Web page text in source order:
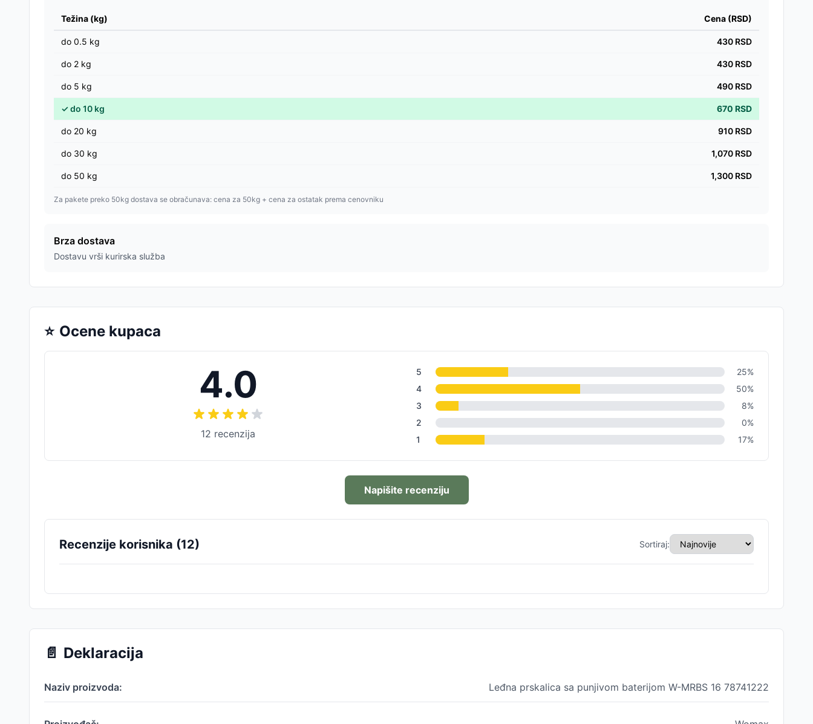
Težina (kg) Cena (RSD)
do 0.5 kg 430 RSD
do 2 kg 430 RSD
do 5 kg 490 RSD
✓do 10 kg 670 RSD
do 20 kg 910 RSD
do 30 kg 1,070 RSD
do 50 kg 1,300 RSD
Za pakete preko 50kg dostava se obračunava: cena za 50kg + cena za ostatak prema cenovniku
Brza dostava
Dostavu vrši kurirska služba
⭐ Ocene kupaca
4.0
12 recenzija
5 25%
4
50%
3
8%
2
0%
1
17%
Napišite recenziju
Recenzije korisnika (12) Sortiraj:
📄 Deklaracija
Naziv proizvoda: Leđna prskalica sa punjivom baterijom W-MRBS 16 78741222